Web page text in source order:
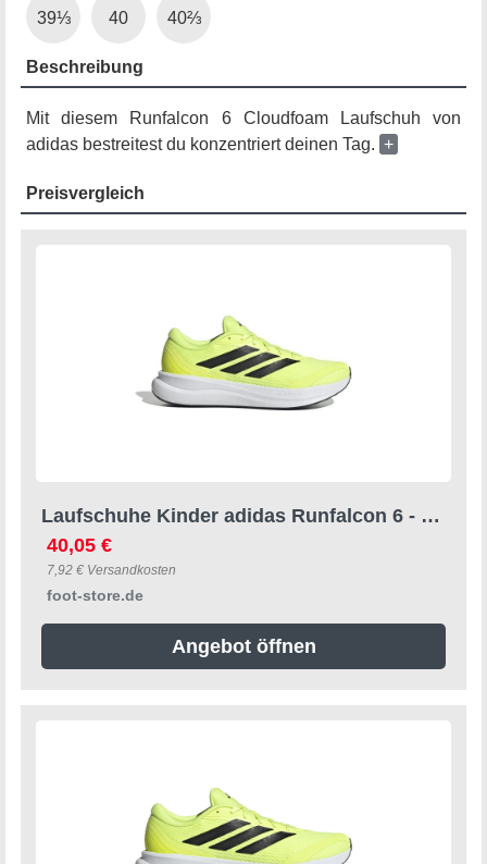
39⅓ 40 40⅔
Beschreibung
Mit diesem Runfalcon 6 Cloudfoam Laufschuh von
adidas bestreitest du konzentriert deinen Tag. +
Preisvergleich
Laufschuhe Kinder adidas Runfalcon 6 - Jaune - male - Size: 39 1/3
40,05 €
7,92 € Versandkosten
foot-store.de
Angebot öffnen